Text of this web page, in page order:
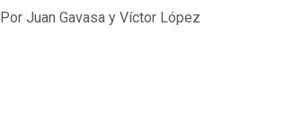
Por Juan Gavasa y Víctor López